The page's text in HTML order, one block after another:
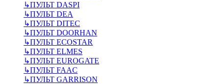
↳ПУЛЬТ DASPI
↳ПУЛЬТ DEA
↳ПУЛЬТ DITEC
↳ПУЛЬТ DOORHAN
↳ПУЛЬТ ECOSTAR
↳ПУЛЬТ ELMES
↳ПУЛЬТ EUROGATE
↳ПУЛЬТ FAAC
↳ПУЛЬТ GARRISON